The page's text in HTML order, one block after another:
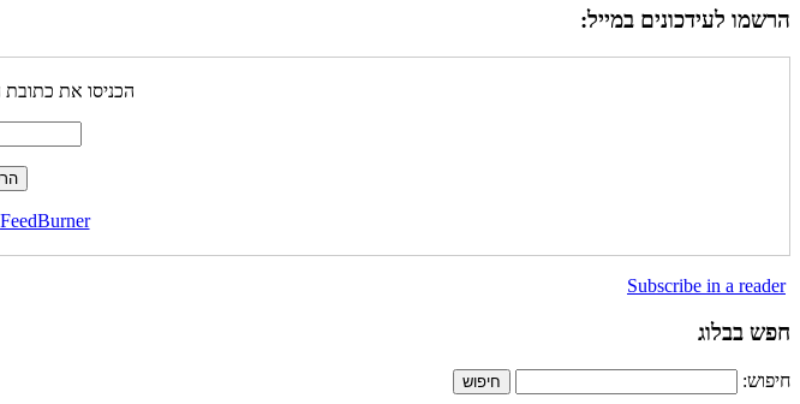
הרשמו לעידכונים במייל:
הכניסו את כתובת
FeedBurner
Subscribe in a reader
חפש בבלוג
חיפוש: